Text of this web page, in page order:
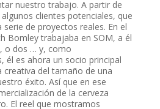
nuestro trabajo. A partir de
clientes potenciales, que
de proyectos reales. En el
Bomley trabajaba en SOM, a él
o dos … y, como
él es ahora un socio principal
creativa del tamaño de una
éxito. Así que en ese
de la cerveza
El reel que mostramos